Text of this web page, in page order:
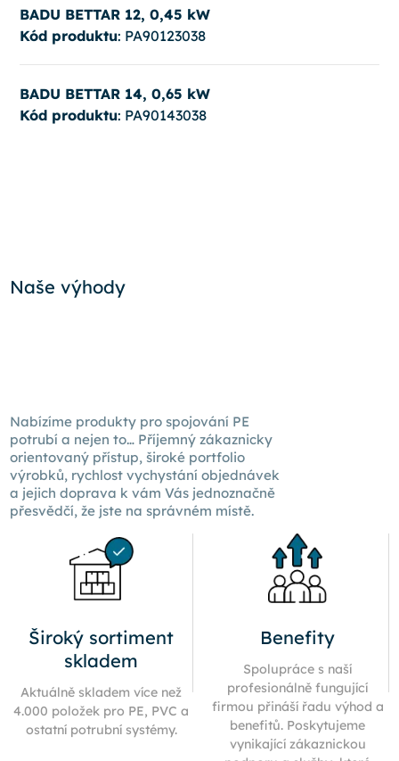
BADU BETTAR 12, 0,45 kW
Kód produktu: PA90123038
BADU BETTAR 14, 0,65 kW
Kód produktu: PA90143038
Naše výhody
Nabízíme produkty pro spojování PE
potrubí a nejen to… Příjemný zákaznicky
orientovaný přístup, široké portfolio
výrobků, rychlost vychystání objednávek
a jejich doprava kvám Vás jednoznačně
přesvědčí, že jste na správném místě.
Široký sortiment
skladem
Aktuálně skladem více než
4.000 položek pro PE, PVC a
ostatní potrubní systémy.
Benefity
Spolupráce s naší
profesionálně fungující
firmou přináší řadu výhod a
benefitů. Poskytujeme
vynikající zákaznickou